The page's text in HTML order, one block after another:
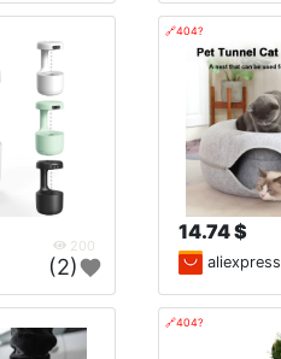
200
(2)
🔗404?
14.74 $
aliexpress
🔗404?